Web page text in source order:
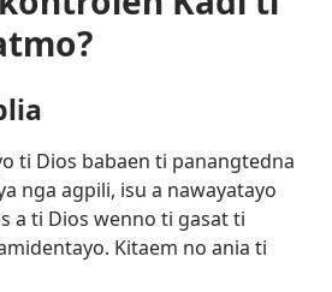
ti Dios babaen ti panangtedna
nga agpili, isu a nawayatayo
a ti Dios wenno ti gasat ti
Kitaem no ania ti